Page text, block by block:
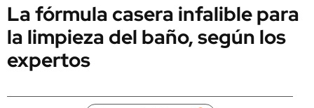
La fórmula casera infalible para
la limpieza del baño, según los
expertos